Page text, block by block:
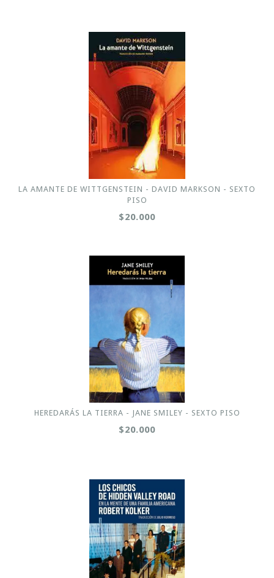
LA AMANTE DE WITTGENSTEIN - DAVID MARKSON - SEXTO
PISO
$20.000
HEREDARÁS LA TIERRA - JANE SMILEY - SEXTO PISO
$20.000